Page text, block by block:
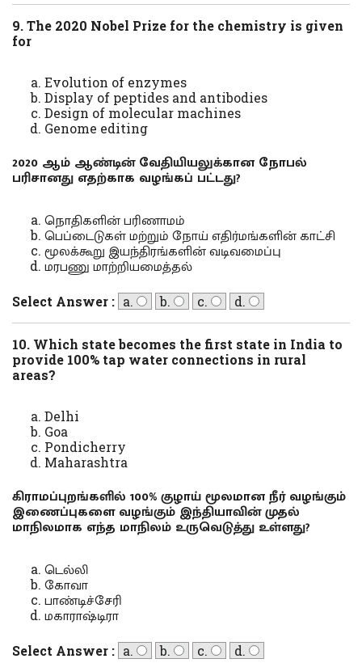
9. The 2020 Nobel Prize for the chemistry is given
for
Evolution of enzymes
Display of peptides and antibodies
Design of molecular machines
Genome editing
2020 ஆம் ஆண்டின் வேதியியலுக்கான நோபல்
பரிசானது எதற்காக வழங்கப் பட்டது?
நொதிகளின் பரிணாமம்
பெப்டைடுகள் மற்றும் நோய் எதிர்மங்களின் காட்சி
மூலக்கூறு இயந்திரங்களின் வடிவமைப்பு
மரபணு மாற்றியமைத்தல்
Select Answer : a. b. c. d.
10. Which state becomes the first state in India to
provide 100% tap water connections in rural
areas?
Delhi
Goa
Pondicherry
Maharashtra
கிராமப்புறங்களில் 100% குழாய் மூலமான நீர் வழங்கும்
இணைப்புகளை வழங்கும் இந்தியாவின் முதல்
மாநிலமாக எந்த மாநிலம் உருவெடுத்து உள்ளது?
டெல்லி
கோவா
பாண்டிச்சேரி
மகாராஷ்டிரா
Select Answer : a. b. c. d.